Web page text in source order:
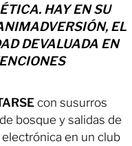
HAY EN SU
EL
DEVALUADA EN
con susurros
bosque y salidas de
en un club